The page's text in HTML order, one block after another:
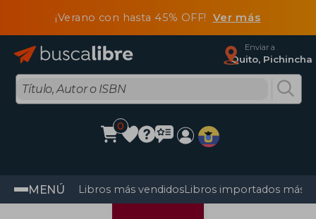
¡Verano con hasta 45% OFF! Ver más
Enviar a
Quito, Pichincha
0
MENÚ Libros más vendidosLibros importados más